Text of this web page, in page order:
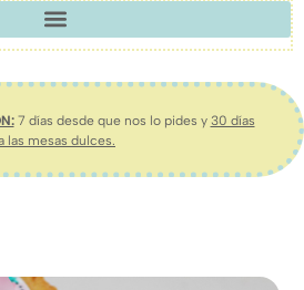
7 días desde que nos lo pides y 30 días
las mesas dulces.